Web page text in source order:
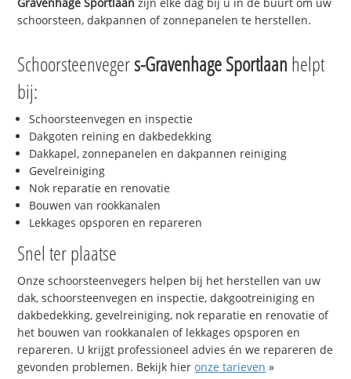
schoorsteen, dakpannen of zonnepanelen te herstellen.
Schoorsteenvegers-Gravenhage Sportlaan helpt
bij:
Schoorsteenvegen en inspectie
Dakgoten reining en dakbedekking
Dakkapel, zonnepanelen en dakpannen reiniging
Gevelreiniging
Nok reparatie en renovatie
Bouwen van rookkanalen
Lekkages opsporen en repareren
Snel ter plaatse
Onze schoorsteenvegers helpen bij het herstellen van uw
dak, schoorsteenvegen en inspectie, dakgootreiniging en
dakbedekking, gevelreiniging, nok reparatie en renovatie of
het bouwen van rookkanalen of lekkages opsporen en
repareren. U krijgt professioneel advies én we repareren de
gevonden problemen. Bekijk hieronze tarieven »